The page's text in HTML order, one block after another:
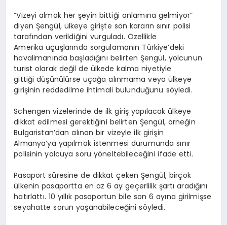
“Vizeyi almak her şeyin bittiği anlamına gelmiyor”
diyen Şengül, ülkeye girişte son kararın sınır polisi
tarafından verildiğini vurguladı. Özellikle
Amerika uçuşlarında sorgulamanın Türkiye’deki
havalimanında başladığını belirten Şengül, yolcunun
turist olarak değil de ülkede kalma niyetiyle
gittiği düşünülürse uçağa alınmama veya ülkeye
girişinin reddedilme ihtimali bulunduğunu söyledi.
Schengen vizelerinde de ilk giriş yapılacak ülkeye
dikkat edilmesi gerektiğini belirten Şengül, örneğin
Bulgaristan’dan alınan bir vizeyle ilk girişin
Almanya’ya yapılmak istenmesi durumunda sınır
polisinin yolcuya soru yöneltebileceğini ifade etti.
Pasaport süresine de dikkat çeken Şengül, birçok
ülkenin pasaportta en az 6 ay geçerlilik şartı aradığını
hatırlattı. 10 yıllık pasaportun bile son 6 ayına girilmişse
seyahatte sorun yaşanabileceğini söyledi.